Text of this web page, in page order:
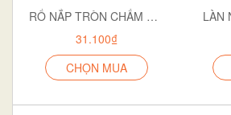
RỔ NẮP TRÒN CHẤM BI TO HOKORI 3276
31.100₫
CHỌN MUA
LÀN